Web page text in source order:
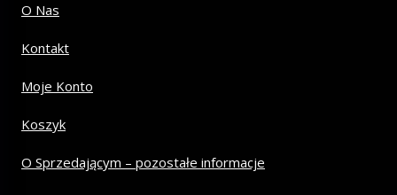
O Nas
Kontakt
Moje Konto
Koszyk
O Sprzedającym – pozostałe informacje